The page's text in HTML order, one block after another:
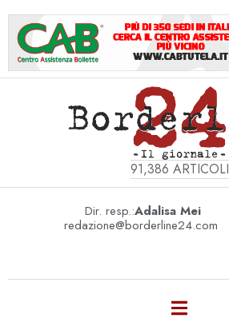
91,386 ARTICOLI
Dir. resp.:Adalisa Mei
redazione@borderline24.com